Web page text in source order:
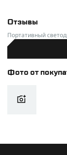
131 г (без
Режимы работы
Высокая,
SOS —
Питание
Отзывы
Портативный
Фото от